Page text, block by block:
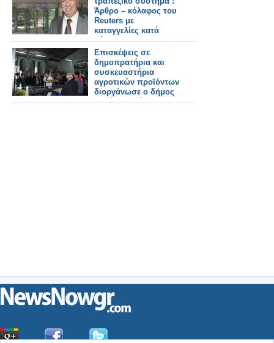
Άρθρο – κόλαφος του
Reuters με
καταγγελίες κατά
Σάλλα
Επισκέψεις σε
δημοπρατήρια και
συσκευαστήρια
αγροτικών προϊόντων
διοργάνωσε ο δήμος
Μινώα Πεδιάδας για